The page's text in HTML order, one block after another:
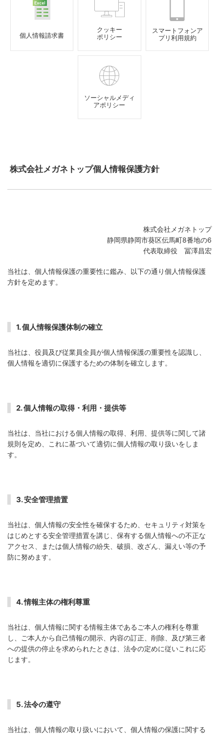
個人情報請求書
クッキー
ポリシー
スマートフォンア
プリ利用規約
ソーシャルメディ
アポリシー
株式会社メガネトップ個人情報保護方針
株式会社メガネトップ
静岡県静岡市葵区伝馬町8番地の6
代表取締役 冨澤昌宏
当社は、個人情報保護の重要性に鑑み、以下の通り個人情報保護
方針を定めます。
1. 個人情報保護体制の確立
当社は、役員及び従業員全員が個人情報保護の重要性を認識し、
個人情報を適切に保護するための体制を確立します。
2. 個人情報の取得・利用・提供等
当社は、当社における個人情報の取得、利用、提供等に関して諸
規則を定め、これに基づいて適切に個人情報の取り扱いをしま
す。
3. 安全管理措置
当社は、個人情報の安全性を確保するため、セキュリティ対策を
はじめとする安全管理措置を講じ、保有する個人情報への不正な
アクセス、または個人情報の紛失、破損、改ざん、漏えい等の予
防に努めます。
4. 情報主体の権利尊重
当社は、個人情報に関する情報主体であるご本人の権利を尊重
し、ご本人から自己情報の開示、内容の訂正、削除、及び第三者
への提供の停止を求められたときは、法令の定めに従いこれに応
じます。
5. 法令の遵守
当社は、個人情報の取り扱いにおいて、個人情報の保護に関する